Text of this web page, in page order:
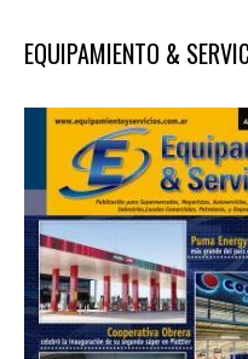
EQUIPAMIENTO &